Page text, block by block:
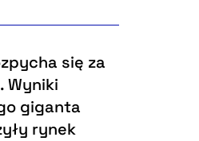
się za
Wyniki
giganta
rynek